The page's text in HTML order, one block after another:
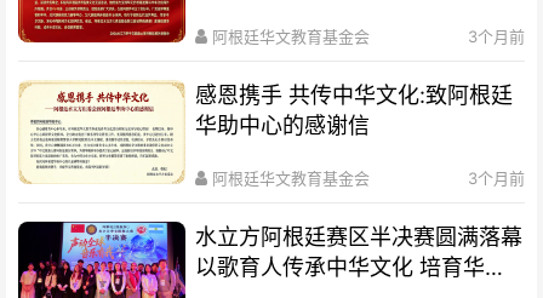
阿根廷华文教育基金会 3个月前
感恩携手 共传中华文化:致阿根廷
华助中心的感谢信
阿根廷华文教育基金会 3个月前
水立方阿根廷赛区半决赛圆满落幕
以歌育人传承中华文化 培育华裔